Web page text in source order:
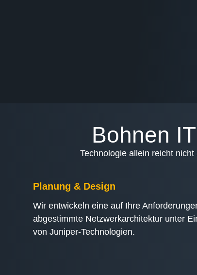
Bohnen
Technologie allein reicht
Planung & Design
Wir entwickeln eine auf Ihre
abgestimmte Netzwerkarchitektur unter
von Juniper-Technologien.